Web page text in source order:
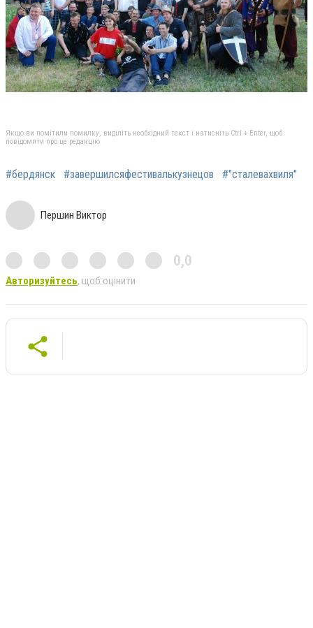
Якщо ви помітили помилку, виділіть необхідний текст і натисніть Ctrl + Enter, щоб
повідомити про це редакцію
#бердянск #завершилсяфестивалькузнецов #"сталевахвиля"
Першин Виктор
0,0
Авторизуйтесь, щоб оцінити